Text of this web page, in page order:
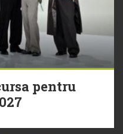
pentru